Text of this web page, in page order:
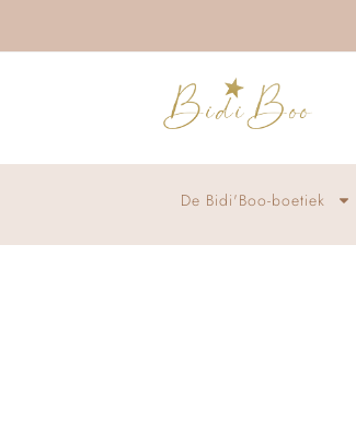
De Bidi'Boo-boetiek